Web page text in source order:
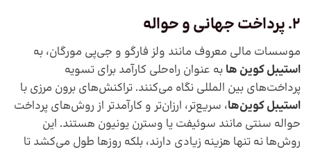
2. پرداخت جهانی و حواله
موسسات مالی معروف مانند ولز فارگو و جی‌پی مورگان، به
استیبل کوین ها به عنوان راه‌حلی کارآمد برای تسویه
پرداخت‌های بین المللی نگاه می‌کنند. تراکنش‌های برون مرزی با
استیبل کوین‌ها، سریع‌تر، ارزان‌تر و کارآمدتر از روش‌های پرداخت
حواله سنتی مانند سوئیفت یا وسترن یونیون هستند. این
روش‌ها نه تنها هزینه زیادی دارند، بلکه روزها طول می‌کشد تا